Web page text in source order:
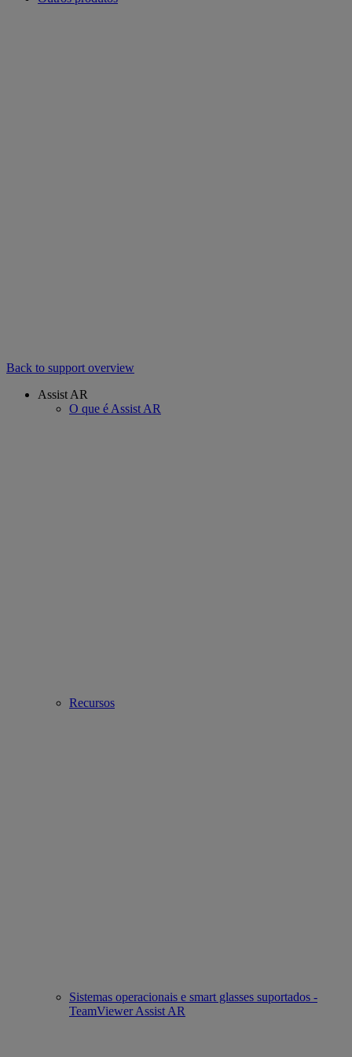
Back to support overview
Assist AR
O que é Assist AR
Recursos
Sistemas operacionais e smart glasses suportados -
TeamViewer Assist AR